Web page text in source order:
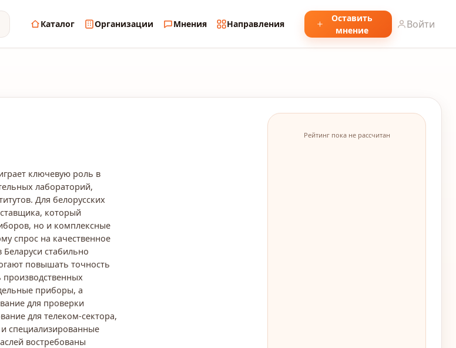
Каталог Организации Мнения Направления
Оставить
мнение
Войти
ключевую роль в
лабораторий,
Для белорусских
который
но и комплексные
спрос на качественное
стабильно
повышать точность
производственных
приборы, а
для проверки
для телеком-сектора,
специализированные
востребованы
Рейтинг пока не рассчитан